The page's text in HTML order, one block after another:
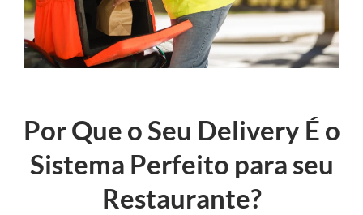
Por Que o Seu Delivery É o
Sistema Perfeito para seu
Restaurante?